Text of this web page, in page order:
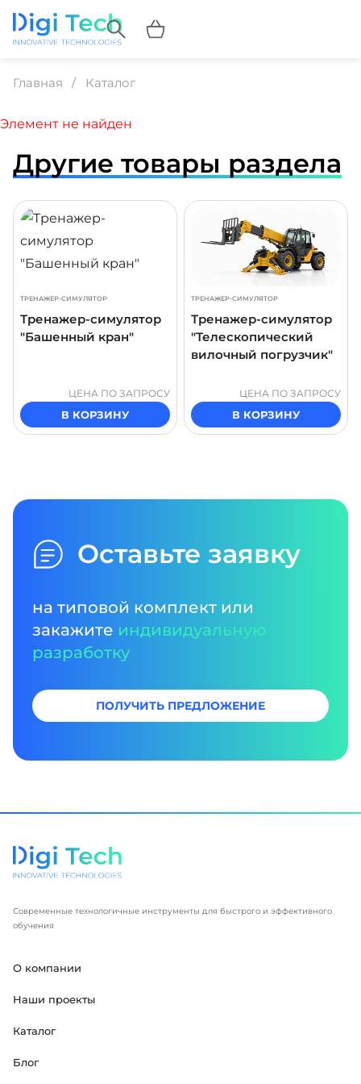
Главная Каталог
Элемент не найден
Другие товары раздела
ТРЕНАЖЕР-СИМУЛЯТОР
Тренажер-симулятор
"Башенный кран"
ЦЕНА ПО ЗАПРОСУ
В КОРЗИНУ
ТРЕНАЖЕР-СИМУЛЯТОР
Тренажер-симулятор
"Телескопический
вилочный погрузчик"
ЦЕНА ПО ЗАПРОСУ
В КОРЗИНУ
ПОДРОБНЕЕ
Оставьте заявку
на типовой комплект или
закажите индивидуальную
разработку
ПОЛУЧИТЬ ПРЕДЛОЖЕНИЕ
Современные технологичные инструменты для быстрого и эффективного
обучения
О компании
Наши проекты
Каталог
Блог